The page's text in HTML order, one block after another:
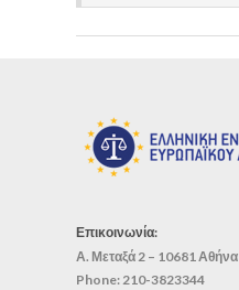
Επικοινωνία:
Α. Μεταξά 2 – 10681 Αθήνα
Phone:210-3823344